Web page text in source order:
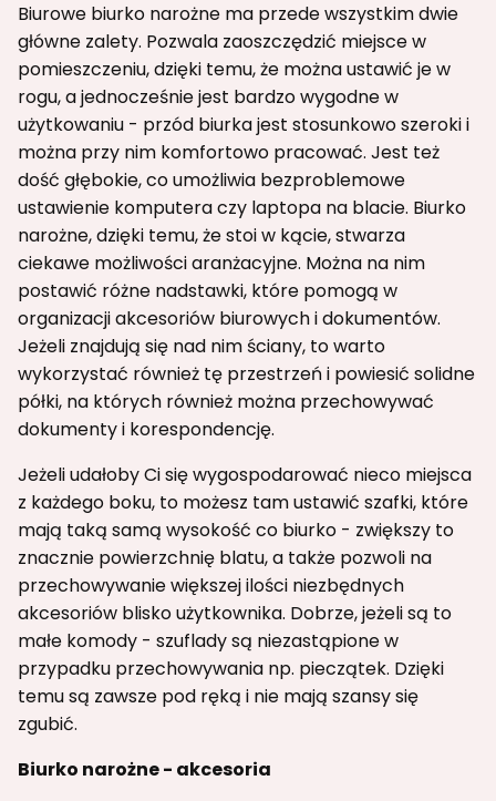
Biurowe biurko narożne ma przede wszystkim dwie
główne zalety. Pozwala zaoszczędzić miejsce w
pomieszczeniu, dzięki temu, że można ustawić je w
rogu, a jednocześnie jest bardzo wygodne w
użytkowaniu - przód biurka jest stosunkowo szeroki i
można przy nim komfortowo pracować. Jest też
dość głębokie, co umożliwia bezproblemowe
ustawienie komputera czy laptopa na blacie. Biurko
narożne, dzięki temu, że stoi w kącie, stwarza
ciekawe możliwości aranżacyjne. Można na nim
postawić różne nadstawki, które pomogą w
organizacji akcesoriów biurowych i dokumentów.
Jeżeli znajdują się nad nim ściany, to warto
wykorzystać również tę przestrzeń i powiesić solidne
półki, na których również można przechowywać
dokumenty i korespondencję.
Jeżeli udałoby Ci się wygospodarować nieco miejsca
z każdego boku, to możesz tam ustawić szafki, które
mają taką samą wysokość co biurko - zwiększy to
znacznie powierzchnię blatu, a także pozwoli na
przechowywanie większej ilości niezbędnych
akcesoriów blisko użytkownika. Dobrze, jeżeli są to
małe komody - szuflady są niezastąpione w
przypadku przechowywania np. pieczątek. Dzięki
temu są zawsze pod ręką i nie mają szansy się
zgubić.
Biurko narożne - akcesoria